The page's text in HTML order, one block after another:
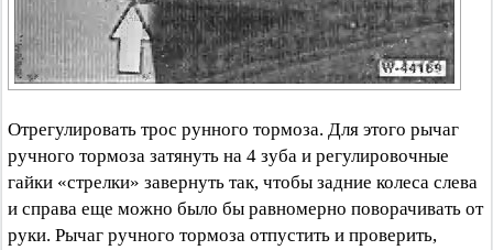
Отрегулировать трос рунного тормоза. Для этого рычаг
ручного тормоза затянуть на 4 зуба и регулировочные
гайки «стрелки» завернуть так, чтобы задние колеса слева
и справа еще можно было бы равномерно поворачивать от
руки. Рычаг ручного тормоза отпустить и проверить,